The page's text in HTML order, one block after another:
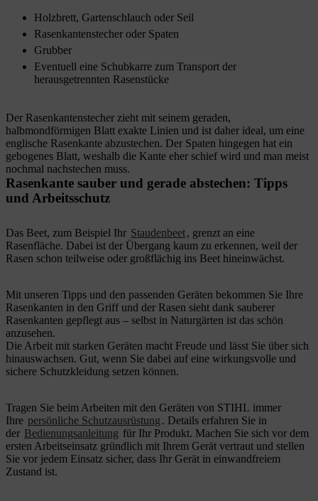
Holzbrett, Gartenschlauch oder Seil
Rasenkantenstecher oder Spaten
Grubber
Eventuell eine Schubkarre zum Transport der
herausgetrennten Rasenstücke
Der Rasenkantenstecher zieht mit seinem geraden,
halbmondförmigen Blatt exakte Linien und ist daher ideal, um eine
englische Rasenkante abzustechen. Der Spaten hingegen hat ein
gebogenes Blatt, weshalb die Kante eher schief wird und man meist
nochmal nachstechen muss.
Rasenkante sauber und gerade abstechen: Tipps
und Arbeitsschutz
Das Beet, zum Beispiel Ihr Staudenbeet, grenzt an eine
Rasenfläche. Dabei ist der Übergang kaum zu erkennen, weil der
Rasen schon teilweise oder großflächig ins Beet hineinwächst.
Mit unseren Tipps und den passenden Geräten bekommen Sie Ihre
Rasenkanten in den Griff und der Rasen sieht dank sauberer
Rasenkanten gepflegt aus – selbst in Naturgärten ist das schön
anzusehen.
Die Arbeit mit starken Geräten macht Freude und lässt Sie über sich
hinauswachsen. Gut, wenn Sie dabei auf eine wirkungsvolle und
sichere Schutzkleidung setzen können.
Tragen Sie beim Arbeiten mit den Geräten von STIHL immer
Ihre persönliche Schutzausrüstung . Details erfahren Sie in
der Bedienungsanleitung für Ihr Produkt. Machen Sie sich vor dem
ersten Arbeitseinsatz gründlich mit Ihrem Gerät vertraut und stellen
Sie vor jedem Einsatz sicher, dass Ihr Gerät in einwandfreiem
Zustand ist.